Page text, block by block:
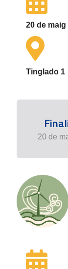
20 de maig
Tinglado 1
20 de